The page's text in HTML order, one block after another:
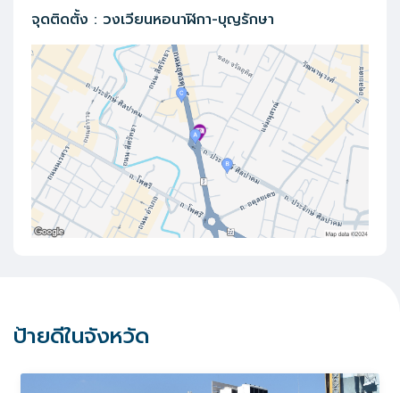
จุดติดตั้ง : วงเวียนหอนาฬิกา-บุญรักษา
ป้ายดีในจังหวัด